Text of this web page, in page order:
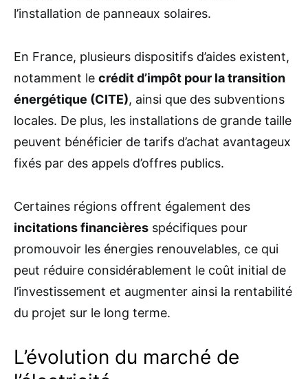
l’installation de panneaux solaires.
En France, plusieurs dispositifs d’aides existent,
notamment le crédit d’impôt pour la transition
énergétique (CITE), ainsi que des subventions
locales. De plus, les installations de grande taille
peuvent bénéficier de tarifs d’achat avantageux
fixés par des appels d’offres publics.
Certaines régions offrent également des
incitations financières spécifiques pour
promouvoir les énergies renouvelables, ce qui
peut réduire considérablement le coût initial de
l’investissement et augmenter ainsi la rentabilité
du projet sur le long terme.
L’évolution du marché de